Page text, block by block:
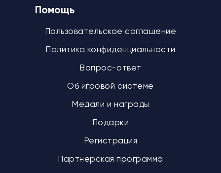
Помощь
Пользовательское соглашение
Политика конфиденциальности
Вопрос-ответ
Об игровой системе
Медали и награды
Подарки
Регистрация
Партнерская программа